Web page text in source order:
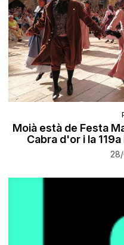
Moià està de Festa
Cabra d'or i la